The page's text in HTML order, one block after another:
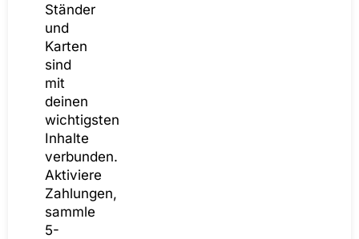
Ständer
und
Karten
sind
mit
deinen
wichtigsten
Inhalte
verbunden.
Aktiviere
Zahlungen,
sammle
5-